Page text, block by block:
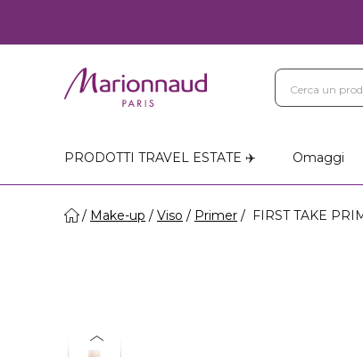
PRODOTTI TRAVEL ESTATE ✈️ Omaggi
Make-up Viso Primer FIRST TAKE